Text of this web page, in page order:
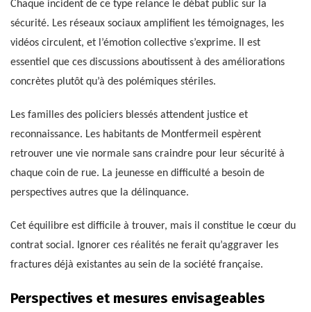
Chaque incident de ce type relance le débat public sur la
sécurité. Les réseaux sociaux amplifient les témoignages, les
vidéos circulent, et l’émotion collective s’exprime. Il est
essentiel que ces discussions aboutissent à des améliorations
concrètes plutôt qu’à des polémiques stériles.
Les familles des policiers blessés attendent justice et
reconnaissance. Les habitants de Montfermeil espèrent
retrouver une vie normale sans craindre pour leur sécurité à
chaque coin de rue. La jeunesse en difficulté a besoin de
perspectives autres que la délinquance.
Cet équilibre est difficile à trouver, mais il constitue le cœur du
contrat social. Ignorer ces réalités ne ferait qu’aggraver les
fractures déjà existantes au sein de la société française.
Perspectives et mesures envisageables